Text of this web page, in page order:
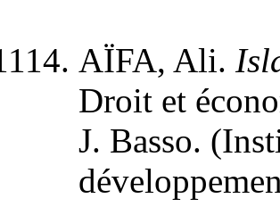
AÏFA, Ali.
Droit et
J. Basso.